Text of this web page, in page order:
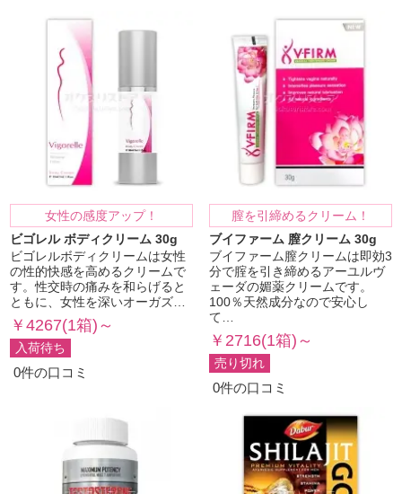
女性の感度アップ！
ビゴレル ボディクリーム 30g
ビゴレルボディクリームは女性
の性的快感を高めるクリームで
す。性交時の痛みを和らげると
ともに、女性を深いオーガズ…
￥4267(1箱)～
入荷待ち
0件の口コミ
膣を引締めるクリーム！
ブイファーム 膣クリーム 30g
ブイファーム膣クリームは即効3
分で腟を引き締めるアーユルヴ
ェーダの媚薬クリームです。
100％天然成分なので安心し
て…
￥2716(1箱)～
売り切れ
0件の口コミ